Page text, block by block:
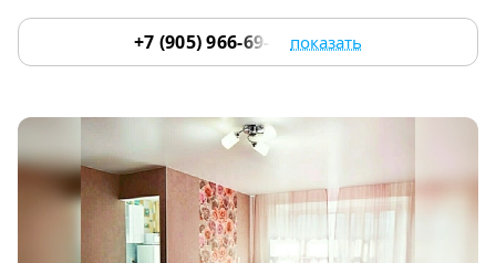
+7 (905) 966-69-97 показать